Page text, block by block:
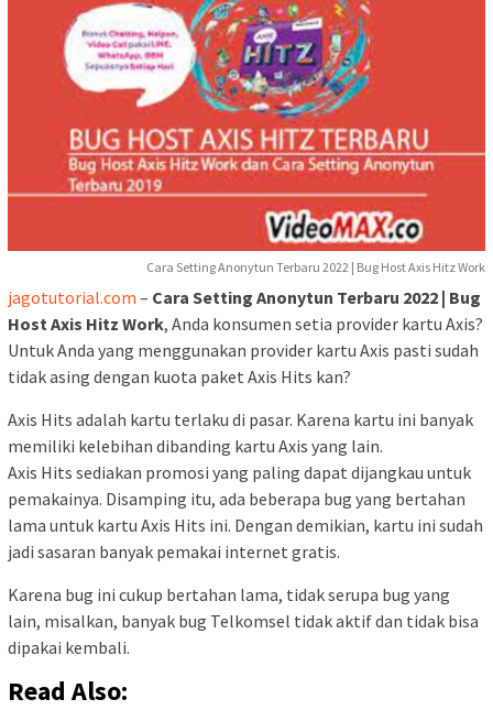
Cara Setting Anonytun Terbaru 2022 | Bug Host Axis Hitz Work
jagotutorial.com – Cara Setting Anonytun Terbaru 2022 | Bug
Host Axis Hitz Work, Anda konsumen setia provider kartu Axis?
Untuk Anda yang menggunakan provider kartu Axis pasti sudah
tidak asing dengan kuota paket Axis Hits kan?
Axis Hits adalah kartu terlaku di pasar. Karena kartu ini banyak
memiliki kelebihan dibanding kartu Axis yang lain.
Axis Hits sediakan promosi yang paling dapat dijangkau untuk
pemakainya. Disamping itu, ada beberapa bug yang bertahan
lama untuk kartu Axis Hits ini. Dengan demikian, kartu ini sudah
jadi sasaran banyak pemakai internet gratis.
Karena bug ini cukup bertahan lama, tidak serupa bug yang
lain, misalkan, banyak bug Telkomsel tidak aktif dan tidak bisa
dipakai kembali.
Read Also: